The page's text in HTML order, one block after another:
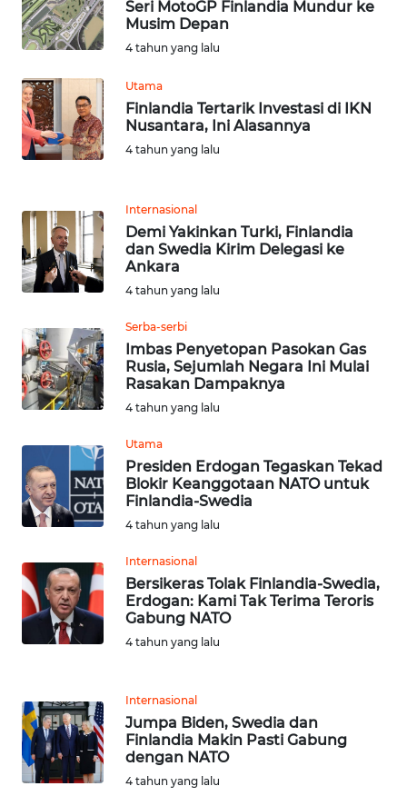
Seri MotoGP Finlandia Mundur ke
Musim Depan
4 tahun yang lalu
Utama
Finlandia Tertarik Investasi di IKN
Nusantara, Ini Alasannya
4 tahun yang lalu
Internasional
Demi Yakinkan Turki, Finlandia
dan Swedia Kirim Delegasi ke
Ankara
4 tahun yang lalu
Serba-serbi
Imbas Penyetopan Pasokan Gas
Rusia, Sejumlah Negara Ini Mulai
Rasakan Dampaknya
4 tahun yang lalu
Utama
Presiden Erdogan Tegaskan Tekad
Blokir Keanggotaan NATO untuk
Finlandia-Swedia
4 tahun yang lalu
Internasional
Bersikeras Tolak Finlandia-Swedia,
Erdogan: Kami Tak Terima Teroris
Gabung NATO
4 tahun yang lalu
Internasional
Jumpa Biden, Swedia dan
Finlandia Makin Pasti Gabung
dengan NATO
4 tahun yang lalu
WN
KARO
WN
SIMALUNGUN
WN
WN
TAPANULI
TENGAH
WN
TEBING
TINGGI
PAKPAK
WN
WN
BEKASI
WN
DEPOK